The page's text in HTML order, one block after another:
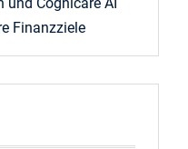
Finanzziele